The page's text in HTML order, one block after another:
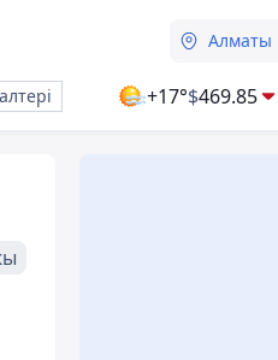
Алматы
+17°$469.85